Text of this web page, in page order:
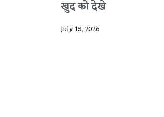
खुद को देखे
July 15, 2026